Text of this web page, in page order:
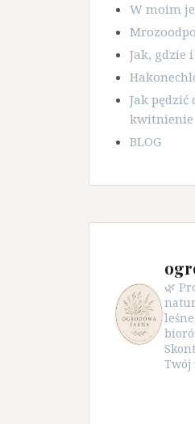
W moim
Jak, gdzie
Jak
kwitnienie
BLOG
🌿
Twój